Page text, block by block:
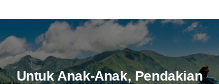
Untuk Anak-Anak, Pendakian